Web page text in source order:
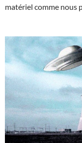
matériel comme nous